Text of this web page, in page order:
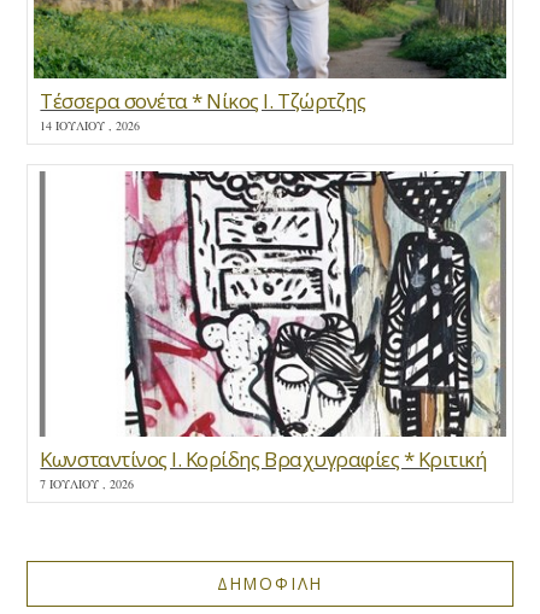
Τέσσερα σονέτα * Νίκος Ι. Τζώρτζης
14 ΙΟΥΛΊΟΥ , 2026
Κωνσταντίνος Ι. Κορίδης Βραχυγραφίες * Κριτική
7 ΙΟΥΛΊΟΥ , 2026
ΔΗΜΟΦΙΛΗ